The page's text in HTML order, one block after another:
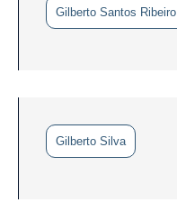
Gilberto Santos Ribeiro
Gilberto Silva